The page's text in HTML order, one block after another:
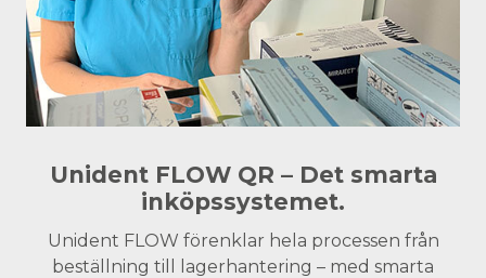
Unident FLOW QR – Det smarta
inköpssystemet.
Unident FLOW förenklar hela processen från
beställning till lagerhantering – med smarta